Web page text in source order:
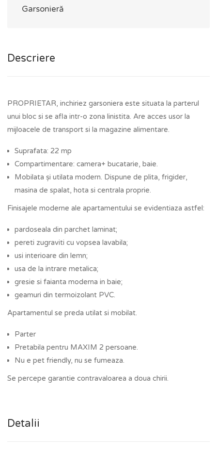
Garsonieră
Descriere
PROPRIETAR, inchiriez garsoniera este situata la parterul
unui bloc si se afla intr-o zona linistita. Are acces usor la
mijloacele de transport si la magazine alimentare.
Suprafata: 22 mp
Compartimentare: camera+ bucatarie, baie.
Mobilata și utilata modern. Dispune de plita, frigider,
masina de spalat, hota si centrala proprie.
Finisajele moderne ale apartamentului se evidentiaza astfel:
pardoseala din parchet laminat;
pereti zugraviti cu vopsea lavabila;
usi interioare din lemn;
usa de la intrare metalica;
gresie si faianta moderna in baie;
geamuri din termoizolant PVC.
Apartamentul se preda utilat si mobilat.
Parter
Pretabila pentru MAXIM 2 persoane.
Nu e pet friendly, nu se fumeaza.
Se percepe garantie contravaloarea a doua chirii.
Detalii